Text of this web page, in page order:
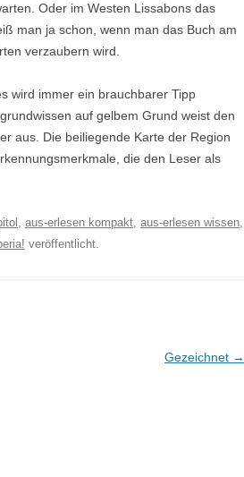
Oder im Westen Lissabons das
man ja schon, wenn man das Buch am
verzaubern wird.
wird immer ein brauchbarer Tipp
auf gelbem Grund weist den
aus. Die beiliegende Karte der Region
die den Leser als
, aus-erlesen kompakt, aus-erlesen wissen,
veröffentlicht.
Gezeichnet →